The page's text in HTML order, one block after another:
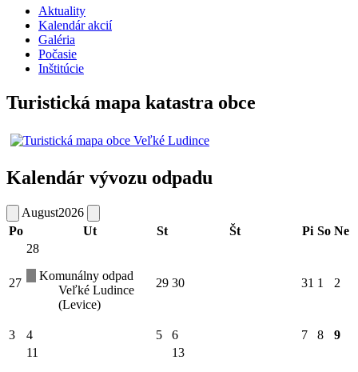
Aktuality
Kalendár akcií
Galéria
Počasie
Inštitúcie
Turistická mapa katastra obce
Kalendár vývozu odpadu
August2026
Po
Ut St Št Pi So Ne
27
28
Komunálny odpad
Veľké Ludince
(Levice)
29 30 31 1 2
3 4 5 6 7 8 9
11
13